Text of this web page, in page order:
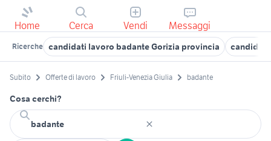
Home Cerca Vendi Messaggi
Ricerche candidati lavoro badante Gorizia provincia candidati
Subito Offerte di lavoro Friuli-Venezia Giulia badante
Cosa cerchi?